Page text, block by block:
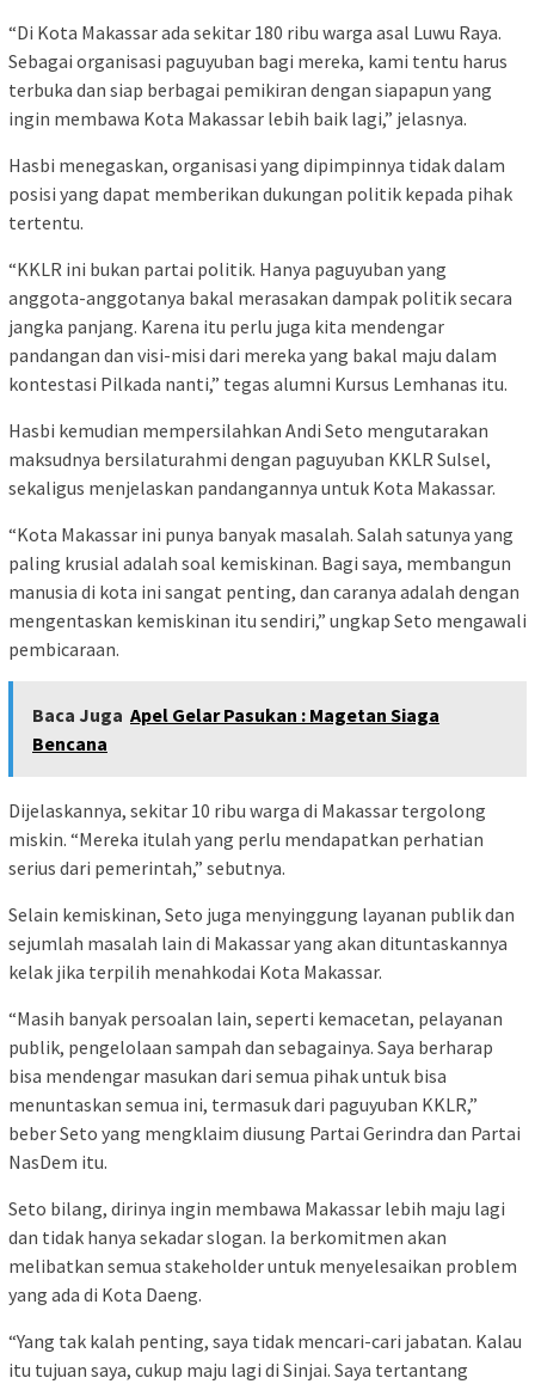
“Di Kota Makassar ada sekitar 180 ribu warga asal Luwu Raya.
Sebagai organisasi paguyuban bagi mereka, kami tentu harus
terbuka dan siap berbagai pemikiran dengan siapapun yang
ingin membawa Kota Makassar lebih baik lagi,” jelasnya.
Hasbi menegaskan, organisasi yang dipimpinnya tidak dalam
posisi yang dapat memberikan dukungan politik kepada pihak
tertentu.
“KKLR ini bukan partai politik. Hanya paguyuban yang
anggota-anggotanya bakal merasakan dampak politik secara
jangka panjang. Karena itu perlu juga kita mendengar
pandangan dan visi-misi dari mereka yang bakal maju dalam
kontestasi Pilkada nanti,” tegas alumni Kursus Lemhanas itu.
Hasbi kemudian mempersilahkan Andi Seto mengutarakan
maksudnya bersilaturahmi dengan paguyuban KKLR Sulsel,
sekaligus menjelaskan pandangannya untuk Kota Makassar.
“Kota Makassar ini punya banyak masalah. Salah satunya yang
paling krusial adalah soal kemiskinan. Bagi saya, membangun
manusia di kota ini sangat penting, dan caranya adalah dengan
mengentaskan kemiskinan itu sendiri,” ungkap Seto mengawali
pembicaraan.
Baca Juga Apel Gelar Pasukan : Magetan Siaga
Bencana
Dijelaskannya, sekitar 10 ribu warga di Makassar tergolong
miskin. “Mereka itulah yang perlu mendapatkan perhatian
serius dari pemerintah,” sebutnya.
Selain kemiskinan, Seto juga menyinggung layanan publik dan
sejumlah masalah lain di Makassar yang akan dituntaskannya
kelak jika terpilih menahkodai Kota Makassar.
“Masih banyak persoalan lain, seperti kemacetan, pelayanan
publik, pengelolaan sampah dan sebagainya. Saya berharap
bisa mendengar masukan dari semua pihak untuk bisa
menuntaskan semua ini, termasuk dari paguyuban KKLR,”
beber Seto yang mengklaim diusung Partai Gerindra dan Partai
NasDem itu.
Seto bilang, dirinya ingin membawa Makassar lebih maju lagi
dan tidak hanya sekadar slogan. Ia berkomitmen akan
melibatkan semua stakeholder untuk menyelesaikan problem
yang ada di Kota Daeng.
“Yang tak kalah penting, saya tidak mencari-cari jabatan. Kalau
itu tujuan saya, cukup maju lagi di Sinjai. Saya tertantang